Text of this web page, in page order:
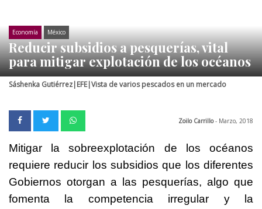
Economía México
Reducir subsidios a pesquerías, vital
para mitigar explotación de los océanos
Sáshenka Gutiérrez|EFE|Vista de varios pescados en un mercado
Zoilo Carrillo - Marzo, 2018
Mitigar la sobreexplotación de los océanos
requiere reducir los subsidios que los diferentes
Gobiernos otorgan a las pesquerías, algo que
fomenta la competencia irregular y la